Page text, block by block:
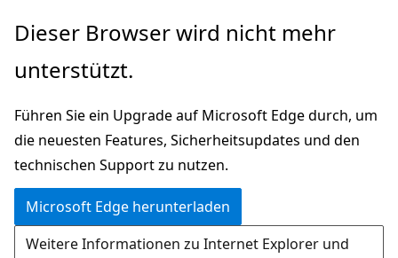
Zu
wechseln
Zur
springen
Dieser Browser wird nicht mehr
unterstützt.
Führen Sie ein Upgrade auf Microsoft Edge durch, um
die neuesten Features, Sicherheitsupdates und den
technischen Support zu nutzen.
Microsoft Edge herunterladen
Weitere Informationen zu Internet Explorer und